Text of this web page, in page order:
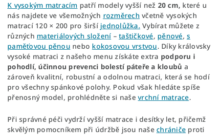
K vysokým matracím patří modely vyšší než 20 cm, které u
nás najdete ve všemožných rozměrech včetně vysokých
matrací 120 × 200 pro širší jednolůžka. Vybírat můžete z
různých materiálových složení – taštičkové, pěnové, s
paměťovou pěnou nebo kokosovou vrstvou. Díky královsky
vysoké matraci z našeho menu získáte extra podporu i
pohodlí, účinnou prevenci bolestí páteře a kloubů a
zároveň kvalitní, robustní a odolnou matraci, která se hodí
pro všechny spánkové polohy. Pokud však hledáte spíše
přenosný model, prohlédněte si naše vrchní matrace.
Při správné péči vydrží vyšší matrace i desítky let, přičemž
skvělým pomocníkem při údržbě jsou naše chrániče proti